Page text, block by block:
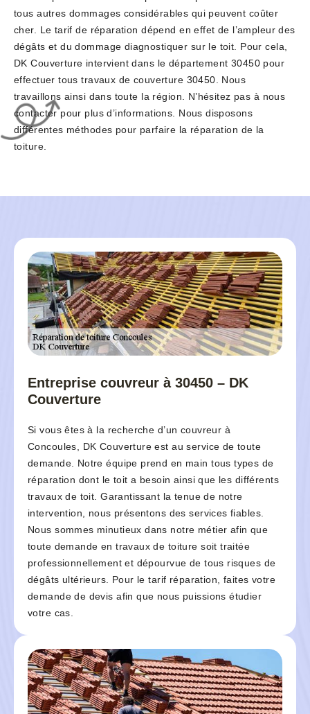
tous autres dommages considérables qui peuvent coûter
cher. Le tarif de réparation dépend en effet de l’ampleur des
dégâts et du dommage diagnostiquer sur le toit. Pour cela,
DK Couverture intervient dans le département 30450 pour
effectuer tous travaux de couverture 30450. Nous
travaillons ainsi dans toute la région. N’hésitez pas à nous
contacter pour plus d’informations. Nous disposons
différentes méthodes pour parfaire la réparation de la
toiture.
Entreprise couvreur à 30450 – DK
Couverture
Si vous êtes à la recherche d’un couvreur à
Concoules, DK Couverture est au service de toute
demande. Notre équipe prend en main tous types de
réparation dont le toit a besoin ainsi que les différents
travaux de toit. Garantissant la tenue de notre
intervention, nous présentons des services fiables.
Nous sommes minutieux dans notre métier afin que
toute demande en travaux de toiture soit traitée
professionnellement et dépourvue de tous risques de
dégâts ultérieurs. Pour le tarif réparation, faites votre
demande de devis afin que nous puissions étudier
votre cas.